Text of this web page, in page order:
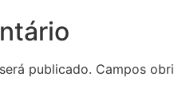
publicado. Campos